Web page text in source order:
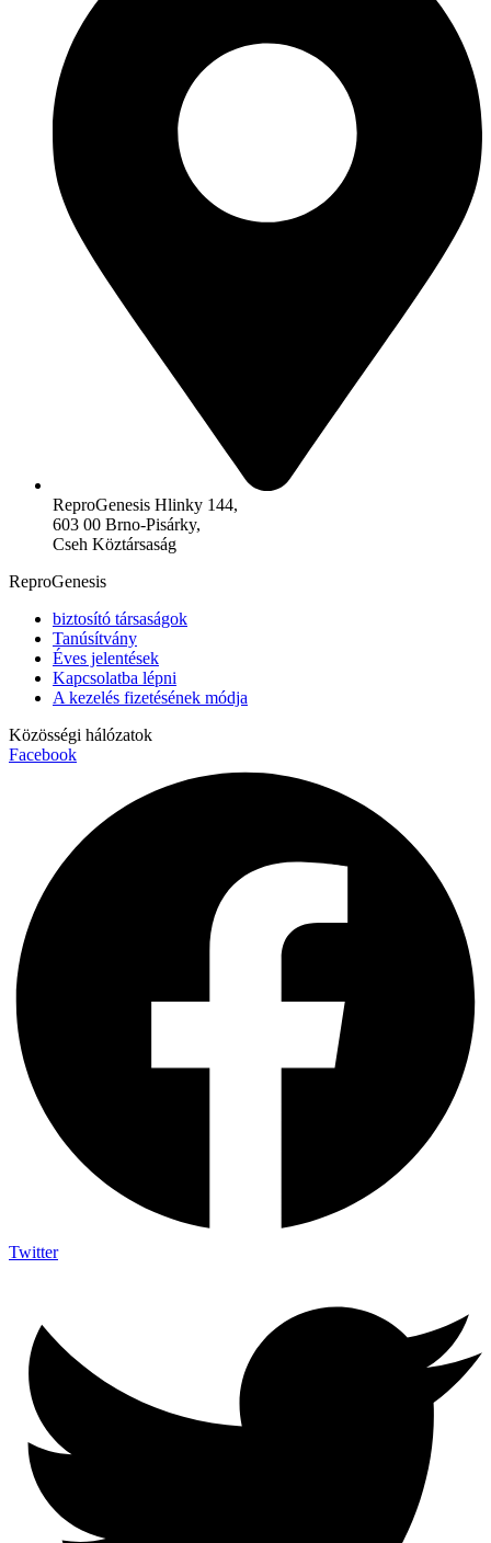
ReproGenesis Hlinky 144,
603 00 Brno-Pisárky,
Cseh Köztársaság
ReproGenesis
biztosító társaságok
Tanúsítvány
Éves jelentések
Kapcsolatba lépni
A kezelés fizetésének módja
Közösségi hálózatok
Facebook
Twitter